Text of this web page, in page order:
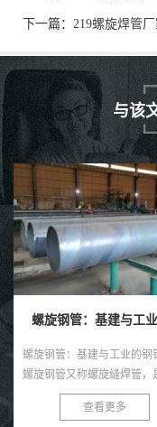
下一篇： 219螺旋焊管厂
与该
螺旋钢管：基建与工业的钢
螺旋钢管又称螺旋缝焊管，
轧带钢卷为原料，经常温螺
成型、自动双丝双面埋弧焊
查看更多